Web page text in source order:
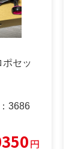
ポセッ
3686
円